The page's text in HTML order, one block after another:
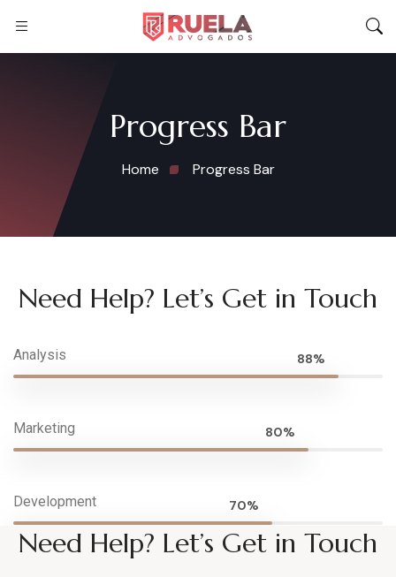
Progress Bar
Home Progress Bar
Need Help? Let’s Get in Touch
Analysis 88%
Marketing 80%
Development 70%
Need Help? Let’s Get in Touch